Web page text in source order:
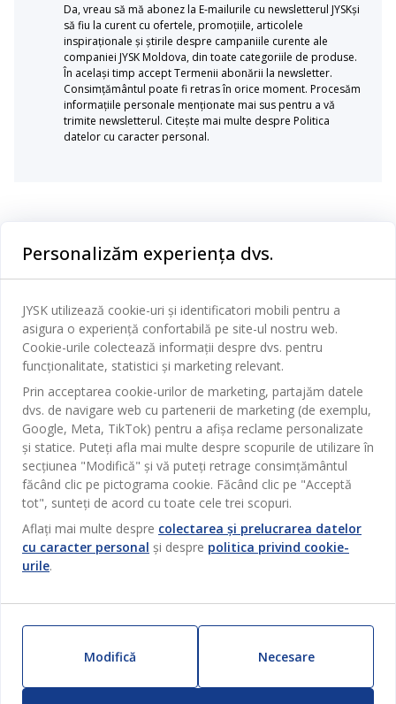
Da, vreau să mă abonez la E-mailurile cu newsletterul JYSKși
să fiu la curent cu ofertele, promoțiile, articolele
inspiraționale și știrile despre campaniile curente ale
companiei JYSK Moldova, din toate categoriile de produse.
În același timp accept Termenii abonării la newsletter.
Consimțământul poate fi retras în orice moment. Procesăm
informațiile personale menționate mai sus pentru a vă
trimite newsletterul. Citește mai multe despre Politica
datelor cu caracter personal.
Birou
Sufragerie
Bucătărie
Depozitare
Perdele
Grădină
Pentru casă
Outlet
Produse noi
ZILNIC PREȚ MIC
Contact Relații Clienți
Magazine și program
Broșură
Termeni si conditii vânzări online
Garantia prețului
Garanția Produselor
Politica de confidentialitate
Card cadou
Reclamații
JYSK
Despre JYSK
JYSK.com
Presă
Locuri de muncă
Newsletter
Inspirație
SEDIU CENTRAL
TAROL-DD S.R.L. str. Jubiliara, 41A mun. Chișinău, Republica
Moldova
JYSK BUSINESS TO BUSINESS
Vânzări și relații clienți persoane juridice
Telefon: 060 531 531
E-mail: jysk@jysk.md
JYSK RELAȚII CLIENȚI
Contact Relații Clienți
Telefon: 022 022 030
E-mail: support@jysk.md
Urmărește Jysk
Personalizăm experiența dvs.
JYSK utilizează cookie-uri și identificatori mobili pentru a
asigura o experiență confortabilă pe site-ul nostru web.
Cookie-urile colectează informații despre dvs. pentru
funcționalitate, statistici și marketing relevant.
Prin acceptarea cookie-urilor de marketing, partajăm datele
dvs. de navigare web cu partenerii de marketing (de exemplu,
Google, Meta, TikTok) pentru a afișa reclame personalizate
și statice. Puteți afla mai multe despre scopurile de utilizare în
secțiunea "Modifică" și vă puteți retrage consimțământul
făcând clic pe pictograma cookie. Făcând clic pe "Acceptă
tot", sunteți de acord cu toate cele trei scopuri.
Aflați mai multe despre colectarea și prelucrarea datelor
cu caracter personal și despre politica privind cookie-
urile.
Modifică Necesare